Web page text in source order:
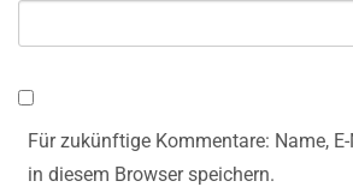
Für zukünftige Kommentare: Name,
in diesem Browser speichern.